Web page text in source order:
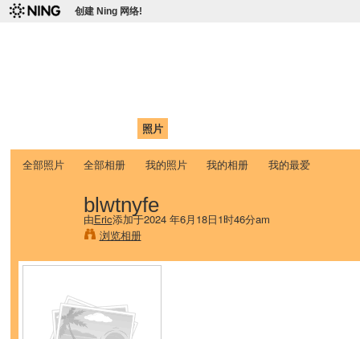
创建 Ning 网络!
照片
全部照片 全部相册 我的照片 我的相册 我的最爱
blwtnyfe
由Eric添加于2024 年6月18日1时46分am
浏览相册